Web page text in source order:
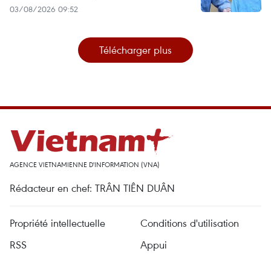
03/08/2026 09:52
Télécharger plus
AGENCE VIETNAMIENNE D'INFORMATION (VNA)
Rédacteur en chef: TRÂN TIÊN DUÂN
Propriété intellectuelle
Conditions d'utilisation
RSS
Appui